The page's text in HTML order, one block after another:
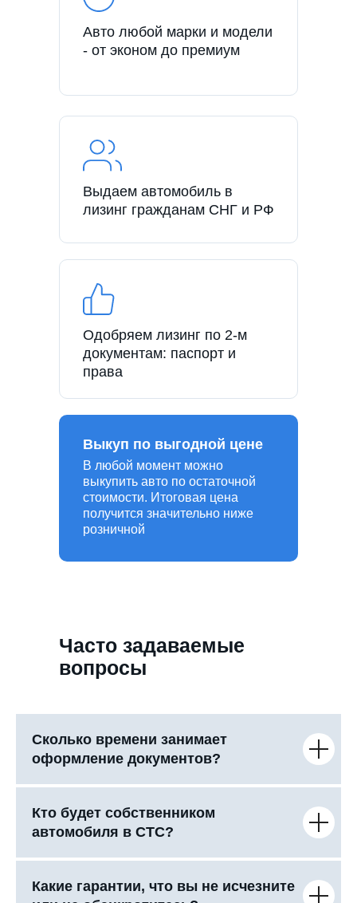
Авто любой марки и модели
- от эконом до премиум
Выдаем автомобиль в
лизинг гражданам СНГ и РФ
Одобряем лизинг по 2-м
документам: паспорт и
права
В любой момент можно
выкупить авто по остаточной
стоимости. Итоговая цена
получится значительно ниже
розничной
Выкуп по выгодной цене
Часто задаваемые
вопросы
Сколько времени занимает
оформление документов?
Кто будет собственником
автомобиля в СТС?
Какие гарантии, что вы не исчезните